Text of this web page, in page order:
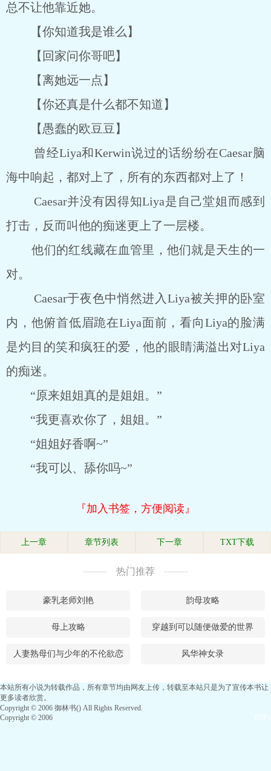
总不让他靠近她。
【你知道我是谁么】
【回家问你哥吧】
【离她远一点】
【你还真是什么都不知道】
【愚蠢的欧豆豆】
曾经Liya和Kerwin说过的话纷纷在Caesar脑
海中响起，都对上了，所有的东西都对上了！
Caesar并没有因得知Liya是自己堂姐而感到
打击，反而叫他的痴迷更上了一层楼。
他们的红线藏在血管里，他们就是天生的一
对。
Caesar于夜色中悄然进入Liya被关押的卧室
内，他俯首低眉跪在Liya面前，看向Liya的脸满
是灼目的笑和疯狂的爱，他的眼睛满溢出对Liya
的痴迷。
“原来姐姐真的是姐姐。”
“我更喜欢你了，姐姐。”
“姐姐好香啊~”
“我可以、舔你吗~”
『加入书签，方便阅读』
上一章 章节列表 下一章 TXT下载
热门推荐
豪乳老师刘艳 韵母攻略
母上攻略 穿越到可以随便做爱的世界
人妻熟母们与少年的不伦欲恋 风华神女录
本站所有小说为转载作品，所有章节均由网友上传，转载至本站只是为了宣传本书让
更多读者欣赏。
Copyright © 2006 御林书() All Rights Reserved.
Copyright © 2006